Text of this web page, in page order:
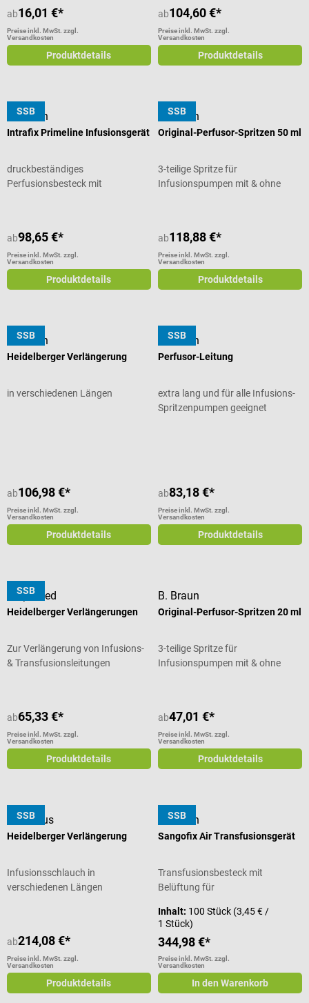
ab16,01 €*
Preise inkl. MwSt. zzgl.
Versandkosten
Produktdetails
ab104,60 €*
Preise inkl. MwSt. zzgl.
Versandkosten
Produktdetails
SSB
B. Braun
Intrafix Primeline Infusionsgerät
druckbeständiges
Perfusionsbesteck mit
ab98,65 €*
Preise inkl. MwSt. zzgl.
Versandkosten
Produktdetails
SSB
B. Braun
Original-Perfusor-Spritzen 50 ml
3-teilige Spritze für
Infusionspumpen mit & ohne
ab118,88 €*
Preise inkl. MwSt. zzgl.
Versandkosten
Produktdetails
SSB
B. Braun
Heidelberger Verlängerung
in verschiedenen Längen
ab106,98 €*
Preise inkl. MwSt. zzgl.
Versandkosten
Produktdetails
SSB
B. Braun
Perfusor-Leitung
extra lang und für alle Infusions-
Spritzenpumpen geeignet
ab83,18 €*
Preise inkl. MwSt. zzgl.
Versandkosten
Produktdetails
SSB
Dispomed
Heidelberger Verlängerungen
Zur Verlängerung von Infusions-
& Transfusionsleitungen
ab65,33 €*
Preise inkl. MwSt. zzgl.
Versandkosten
Produktdetails
B. Braun
Original-Perfusor-Spritzen 20 ml
3-teilige Spritze für
Infusionspumpen mit & ohne
ab47,01 €*
Preise inkl. MwSt. zzgl.
Versandkosten
Produktdetails
SSB
Fresenius
Heidelberger Verlängerung
Infusionsschlauch in
verschiedenen Längen
ab214,08 €*
Preise inkl. MwSt. zzgl.
Versandkosten
Produktdetails
SSB
B. Braun
Sangofix Air Transfusionsgerät
Transfusionsbesteck mit
Belüftung für
Inhalt: 100 Stück (3,45 € /
1 Stück)
344,98 €*
Preise inkl. MwSt. zzgl.
Versandkosten
In den Warenkorb